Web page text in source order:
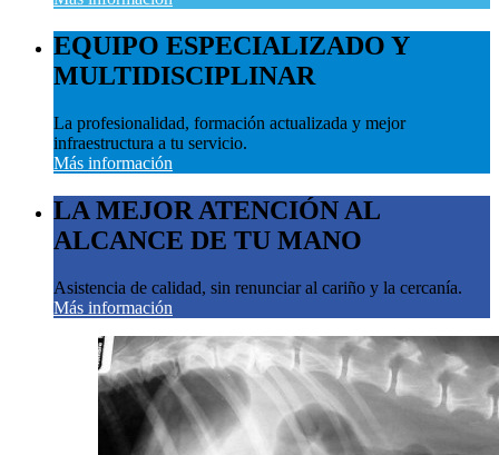
EQUIPO ESPECIALIZADO Y
MULTIDISCIPLINAR
La profesionalidad, formación actualizada y mejor
infraestructura a tu servicio.
Más información
LA MEJOR ATENCIÓN AL
ALCANCE DE TU MANO
Asistencia de calidad, sin renunciar al cariño y la cercanía.
Más información